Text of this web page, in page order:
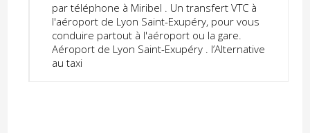
par téléphone à Miribel . Un transfert VTC à
l'aéroport de Lyon Saint-Exupéry, pour vous
conduire partout à l'aéroport ou la gare.
Aéroport de Lyon Saint-Exupéry . l’Alternative
au taxi